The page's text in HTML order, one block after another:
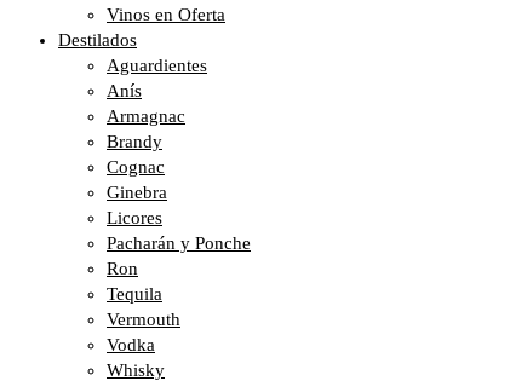
Vinos en Oferta
Destilados
Aguardientes
Anís
Armagnac
Brandy
Cognac
Ginebra
Licores
Pacharán y Ponche
Ron
Tequila
Vermouth
Vodka
Whisky